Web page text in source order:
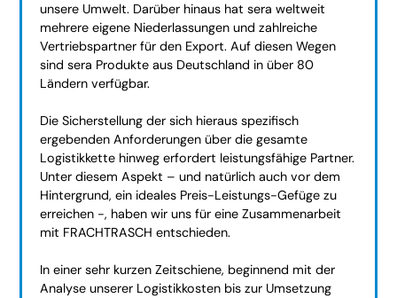
unsere Umwelt. Darüber hinaus hat sera weltweit
mehrere eigene Niederlassungen und zahlreiche
Vertriebspartner für den Export. Auf diesen Wegen
sind sera Produkte aus Deutschland in über 80
Ländern verfügbar.
Die Sicherstellung der sich hieraus spezifisch
ergebenden Anforderungen über die gesamte
Logistikkette hinweg erfordert leistungsfähige Partner.
Unter diesem Aspekt – und natürlich auch vor dem
Hintergrund, ein ideales Preis-Leistungs-Gefüge zu
erreichen -, haben wir uns für eine Zusammenarbeit
mit FRACHTRASCH entschieden.
In einer sehr kurzen Zeitschiene, beginnend mit der
Analyse unserer Logistikkosten bis zur Umsetzung